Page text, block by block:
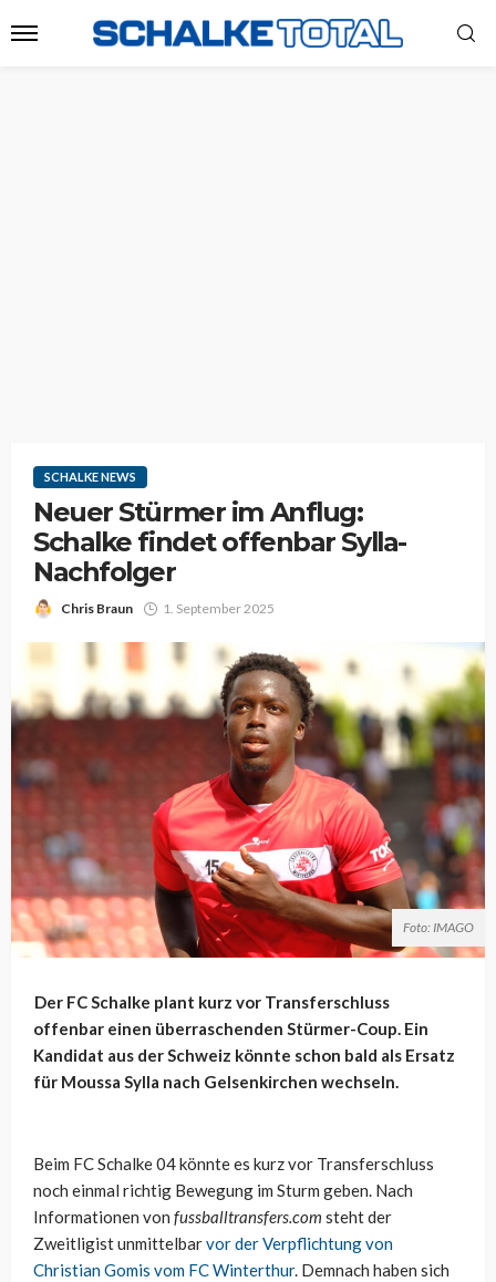
SCHALKE NEWS
Neuer Stürmer im Anflug:
Schalke findet offenbar Sylla-
Nachfolger
Chris Braun 1. September 2025
Foto: IMAGO
Der FC Schalke plant kurz vor Transferschluss
offenbar einen überraschenden Stürmer-Coup. Ein
Kandidat aus der Schweiz könnte schon bald als Ersatz
für Moussa Sylla nach Gelsenkirchen wechseln.
Beim FC Schalke 04 könnte es kurz vor Transferschluss
noch einmal richtig Bewegung im Sturm geben. Nach
Informationen von fussballtransfers.com steht der
Zweitligist unmittelbarvor der Verpflichtung von
Christian Gomis vom FC Winterthur. Demnach haben sich